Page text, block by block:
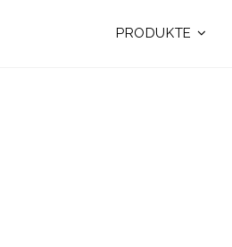
PRODUKTE